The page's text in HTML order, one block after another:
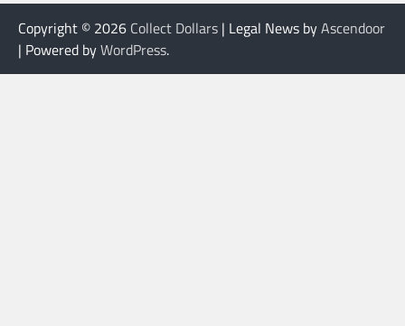
Copyright © 2026 Collect Dollars | Legal News byAscendoor
| Powered byWordPress.